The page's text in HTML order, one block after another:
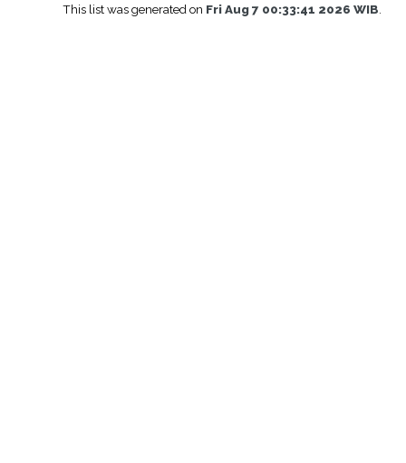
This list was generated on Fri Aug 7 00:33:41 2026 WIB